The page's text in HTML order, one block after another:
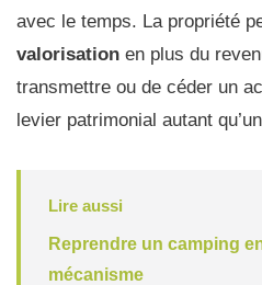
avec le temps. La propriété
valorisation en plus du
transmettre ou de céder un
levier patrimonial autant
Lire aussi
Reprendre un camping
mécanisme